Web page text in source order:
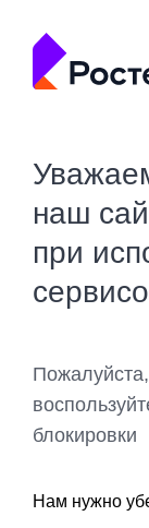
наш
при
блокировки
Нам нужно